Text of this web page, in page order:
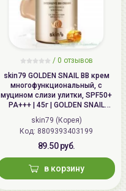
/ 0 отзывов
skin79 GOLDEN SNAIL ВВ крем
многофункциональный, с
муцином слизи улитки, SPF50+
PA+++ | 45г | GOLDEN SNAIL
Intensive BB Cream, SPF50+
PA+++
skin79 (Корея)
Код: 8809393403199
89.50 руб.
в корзину